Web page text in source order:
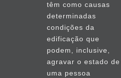
têm como causas
determinadas
condições da
edificação que
podem, inclusive,
agravar o estado de
uma pessoa